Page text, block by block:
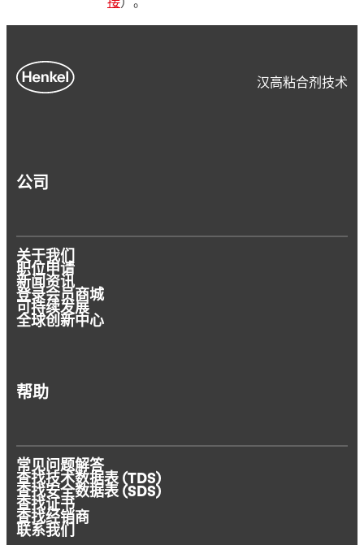
接）。
汉高粘合剂技术
公司
关于我们
职位申请
新闻资讯
登录会员商城
可持续发展
全球创新中心
帮助
常见问题解答
查找技术数据表 (TDS)
查找安全数据表 (SDS)
查找证书
查找经销商
联系我们